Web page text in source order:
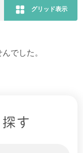
グリッド表示
でした。
探す